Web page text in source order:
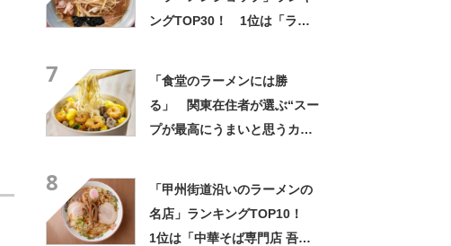
ングTOP30！ 1位は「ラー
7
「食堂のラーメンには勝
る」 関東在住者が選ぶ“スー
プが最高にうまいと思うカッ
8
「甲州街道沿いのラーメンの
名店」ランキングTOP10！
1位は「中華そば専門店 吾衛